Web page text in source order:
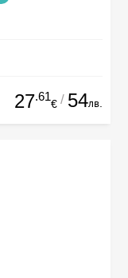
27.61
€ / 54лв.